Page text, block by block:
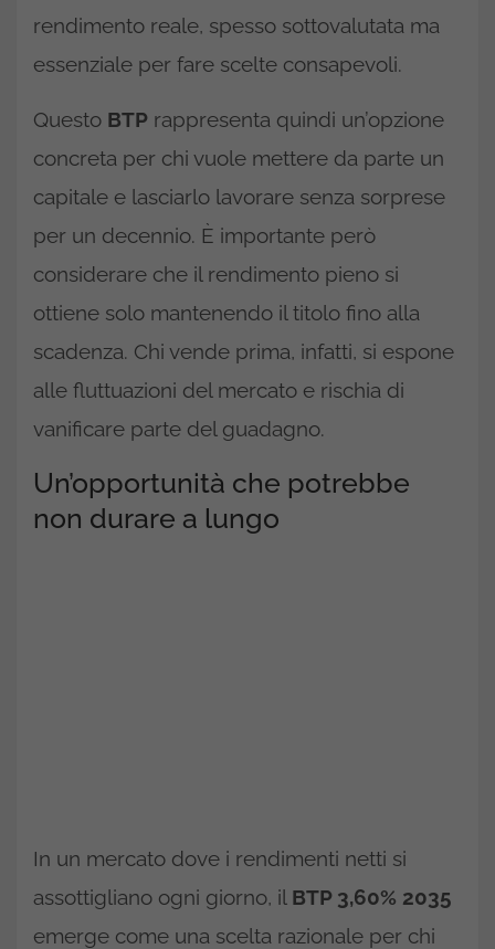
rendimento reale, spesso sottovalutata ma
essenziale per fare scelte consapevoli.
Questo BTP rappresenta quindi un’opzione
concreta per chi vuole mettere da parte un
capitale e lasciarlo lavorare senza sorprese
per un decennio. È importante però
considerare che il rendimento pieno si
ottiene solo mantenendo il titolo fino alla
scadenza. Chi vende prima, infatti, si espone
alle fluttuazioni del mercato e rischia di
vanificare parte del guadagno.
Un’opportunità che potrebbe
non durare a lungo
In un mercato dove i rendimenti netti si
assottigliano ogni giorno, il BTP 3,60% 2035
emerge come una scelta razionale per chi